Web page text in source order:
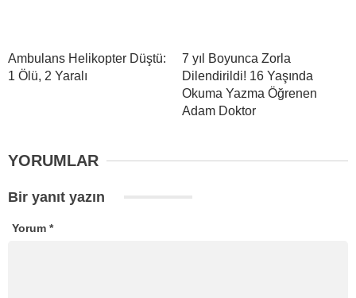
Ambulans Helikopter Düştü:
1 Ölü, 2 Yaralı
7 yıl Boyunca Zorla
Dilendirildi! 16 Yaşında
Okuma Yazma Öğrenen
Adam Doktor
YORUMLAR
Bir yanıt yazın
Yorum *